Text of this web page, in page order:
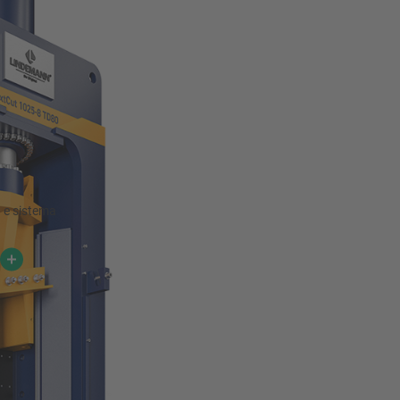
sistema